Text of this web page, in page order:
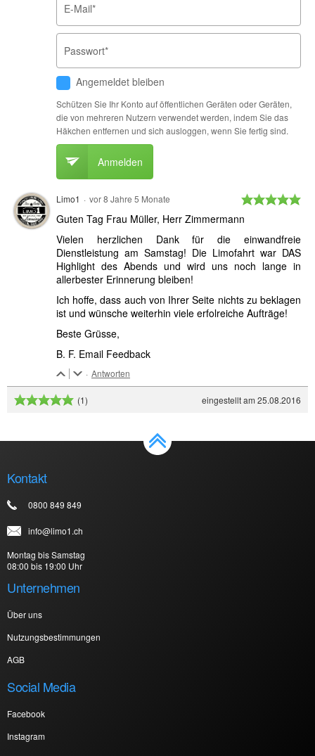
E-Mail*
Passwort*
Angemeldet bleiben
Schützen Sie Ihr Konto auf öffentlichen Geräten oder Geräten,
die von mehreren Nutzern verwendet werden, indem Sie das
Häkchen entfernen und sich ausloggen, wenn Sie fertig sind.
Anmelden
Limo1 · vor 8 Jahre 5 Monate
Guten Tag Frau Müller, Herr Zimmermann
Vielen herzlichen Dank für die einwandfreie
Dienstleistung am Samstag! Die Limofahrt war DAS
Highlight des Abends und wird uns noch lange in
allerbester Erinnerung bleiben!
Ich hoffe, dass auch von Ihrer Seite nichts zu beklagen
ist und wünsche weiterhin viele erfolreiche Aufträge!
Beste Grüsse,
B. F. Email Feedback
· Antworten
(1) eingestellt am 25.08.2016
Kontakt
0800 849 849
info@limo1.ch
Montag bis Samstag
08:00 bis 19:00 Uhr
Unternehmen
Über uns
Nutzungsbestimmungen
AGB
Social Media
Facebook
Instagram